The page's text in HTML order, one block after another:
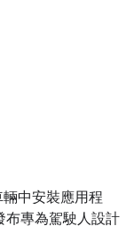
中安裝應用程
布專為駕駛人設計